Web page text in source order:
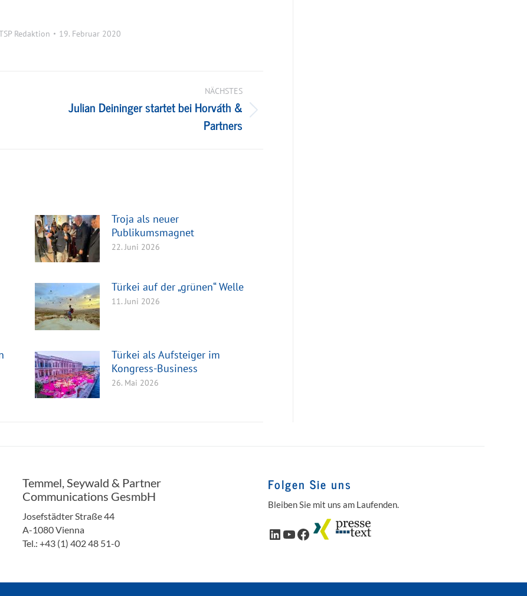
Redaktion 19. Februar 2020
NÄCHSTES
NächsterJulian Deininger startet bei Horváth &
Partners
Troja als neuer
Publikumsmagnet
22. Juni 2026
Türkei auf der „grünen“ Welle
11. Juni 2026
Türkei als Aufsteiger im
Kongress-Business
26. Mai 2026
Temmel, Seywald & Partner
Communications GesmbH
Josefstädter Straße 44
A-1080 Vienna
Tel.: +43 (1) 402 48 51-0
Folgen Sie uns
Bleiben Sie mit uns am Laufenden.
LinkedIn
YouTube
Facebook